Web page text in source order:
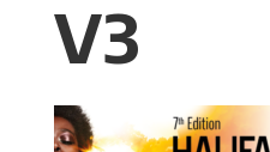
V3